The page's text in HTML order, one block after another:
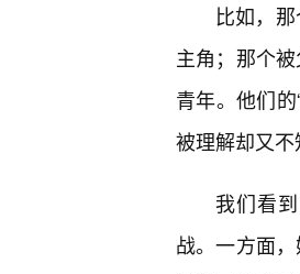
比如，
主角；那个
青年。他们
被理解却又不
我们看
战。一方面